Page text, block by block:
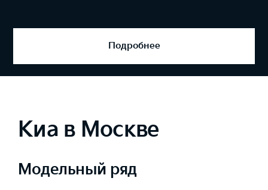
Подробнее
Киа в Москве
Модельный ряд